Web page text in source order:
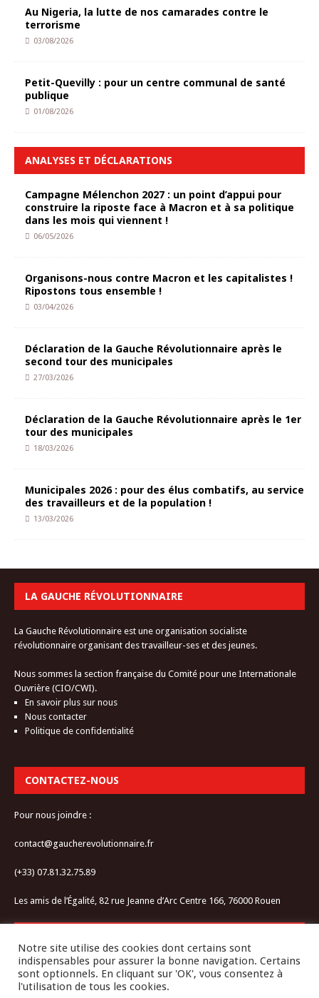
Au Nigeria, la lutte de nos camarades contre le
terrorisme
03/08/2026
Petit-Quevilly : pour un centre communal de santé
publique
01/08/2026
ANALYSES ET DÉCLARATIONS
Campagne Mélenchon 2027 : un point d’appui pour
construire la riposte face à Macron et à sa politique
dans les mois qui viennent !
06/05/2026
Organisons-nous contre Macron et les capitalistes !
Ripostons tous ensemble !
03/04/2026
Déclaration de la Gauche Révolutionnaire après le
second tour des municipales
27/03/2026
Déclaration de la Gauche Révolutionnaire après le 1er
tour des municipales
18/03/2026
Municipales 2026 : pour des élus combatifs, au service
des travailleurs et de la population !
13/03/2026
LA GAUCHE RÉVOLUTIONNAIRE
La Gauche Révolutionnaire est une organisation socialiste
révolutionnaire organisant des travailleur-ses et des jeunes.
Nous sommes la section française du Comité pour une Internationale
Ouvrière (CIO/CWI).
En savoir plus sur nous
Nous contacter
Politique de confidentialité
CONTACTEZ-NOUS
Pour nous joindre :
contact@gaucherevolutionnaire.fr
(+33) 07.81.32.75.89
Les amis de l’Égalité, 82 rue Jeanne d’Arc Centre 166, 76000 Rouen
Notre site utilise des cookies dont certains sont
indispensables pour assurer la bonne navigation. Certains
sont optionnels. En cliquant sur 'OK', vous consentez à
l'utilisation de tous les cookies.